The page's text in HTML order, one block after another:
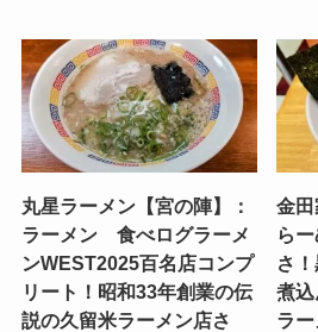
丸星ラーメン【宮の陣】：
ラーメン 食べログラーメ
ンWEST2025百名店コンプ
リート！昭和33年創業の伝
説の久留米ラーメン店さ
金
ら
さ
煮
ラー